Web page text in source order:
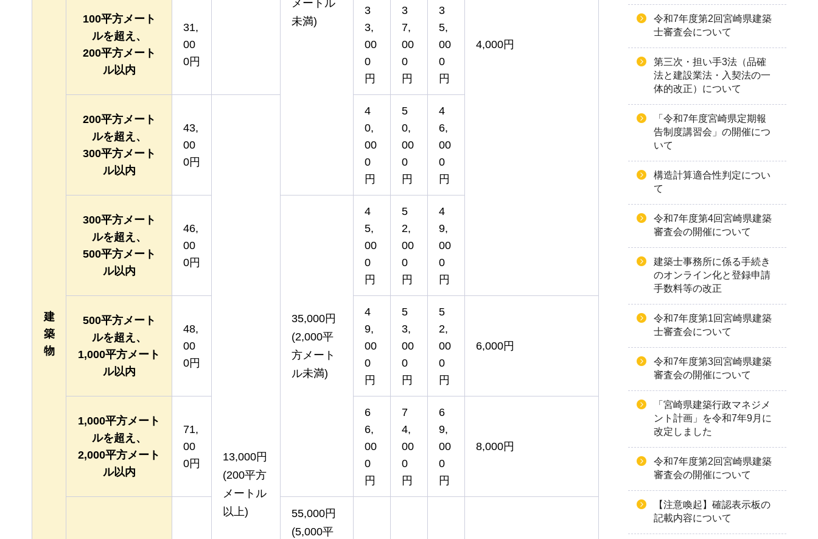
建
築
物
メートル
未満)
4,000円
100平方メート
ルを超え、
200平方メート
ル以内
31,
00
0円
3
3,
00
0
円
3
7,
00
0
円
3
5,
00
0
円
200平方メート
ルを超え、
300平方メート
ル以内
43,
00
0円
13,000円
(200平方
メートル
以上)
4
0,
00
0
円
5
0,
00
0
円
4
6,
00
0
円
300平方メート
ルを超え、
500平方メート
ル以内
46,
00
0円
35,000円
(2,000平
方メート
ル未満)
4
5,
00
0
円
5
2,
00
0
円
4
9,
00
0
円
500平方メート
ルを超え、
1,000平方メート
ル以内
48,
00
0円
4
9,
00
0
円
5
3,
00
0
円
5
2,
00
0
円
6,000円
1,000平方メート
ルを超え、
2,000平方メート
ル以内
71,
00
0円
6
6,
00
0
円
7
4,
00
0
円
6
9,
00
0
円
8,000円
55,000円
(5,000平
令和7年度第2回宮崎県建築
士審査会について
第三次・担い手3法（品確
法と建設業法・入契法の一
体的改正）について
「令和7年度宮崎県定期報
告制度講習会」の開催につ
いて
構造計算適合性判定につい
て
令和7年度第4回宮崎県建築
審査会の開催について
建築士事務所に係る手続き
のオンライン化と登録申請
手数料等の改正
令和7年度第1回宮崎県建築
士審査会について
令和7年度第3回宮崎県建築
審査会の開催について
「宮崎県建築行政マネジメ
ント計画」を令和7年9月に
改定しました
令和7年度第2回宮崎県建築
審査会の開催について
【注意喚起】確認表示板の
記載内容について